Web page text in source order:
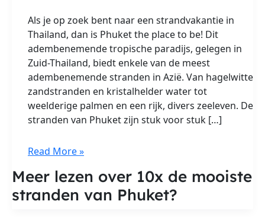
Als je op zoek bent naar een strandvakantie in
Thailand, dan is Phuket the place to be! Dit
adembenemende tropische paradijs, gelegen in
Zuid-Thailand, biedt enkele van de meest
adembenemende stranden in Azië. Van hagelwitte
zandstranden en kristalhelder water tot
weelderige palmen en een rijk, divers zeeleven. De
stranden van Phuket zijn stuk voor stuk […]
10x
mooiste
stranden
Read More »
Meer lezen over 10x de mooiste
stranden van Phuket?